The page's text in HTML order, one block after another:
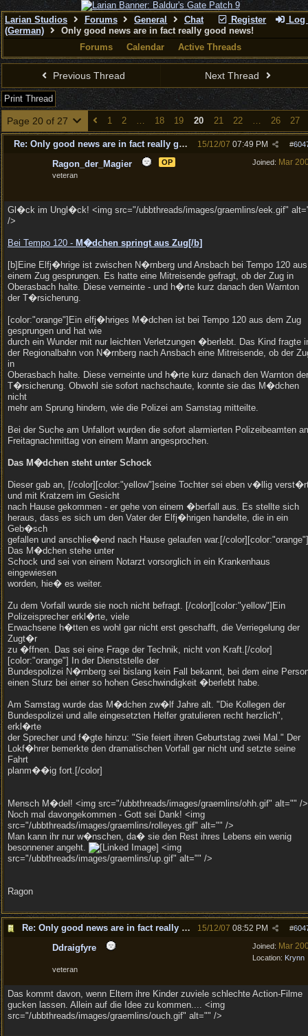
Register Log
Larian Studios Forums General
Chat
(German)
Only good news are in fact really good news!
Forums
Calendar Active Threads
Previous Thread Next Thread
Print Thread
Page 20 of 27 1 2 … 18 19 20 21 22 … 26 27
Re: Only good news are in fact really good news! #
15/12/07 07:49 PM
Joined: Mar
Ragon_der_Magier
OP
veteran
Gl�ck im Ungl�ck! <img src="/ubbthreads/images/graemlins/eek.gif"
/>
Bei Tempo 120 - M�dchen springt aus Zug[/b]
[b]Eine Elfj�hrige ist zwischen N�rnberg und Ansbach bei Tempo 120 aus
einem Zug gesprungen. Es hatte eine Mitreisende gefragt, ob der Zug in
Oberasbach halte. Diese verneinte - und h�rte kurz danach den Warnton
der T�rsicherung.
[color:"orange"]Ein elfj�hriges M�dchen ist bei Tempo 120 aus dem Zug
gesprungen und hat wie
durch ein Wunder mit nur leichten Verletzungen �berlebt. Das Kind fragte
der Regionalbahn von N�rnberg nach Ansbach eine Mitreisende, ob der
in
Oberasbach halte. Diese verneinte und h�rte kurz danach den Warnton der
T�rsicherung. Obwohl sie sofort nachschaute, konnte sie das M�dchen
nicht
mehr am Sprung hindern, wie die Polizei am Samstag mitteilte.
Bei der Suche am Unfallort wurden die sofort alarmierten Polizeibeamten
Freitagnachmittag von einem Mann angesprochen.
Das M�dchen steht unter Schock
Dieser gab an, [/color][color:"yellow"]seine Tochter sei eben v�llig
und mit Kratzern im Gesicht
nach Hause gekommen - er gehe von einem �berfall aus. Es stellte sich
heraus, dass es sich um den Vater der Elfj�hrigen handelte, die in ein
Geb�sch
gefallen und anschlie�end nach Hause gelaufen war.[/color][color:"orange"]
Das M�dchen stehe unter
Schock und sei von einem Notarzt vorsorglich in ein Krankenhaus
eingewiesen
worden, hie� es weiter.
Zu dem Vorfall wurde sie noch nicht befragt. [/color][color:"yellow"]Ein
Polizeisprecher erkl�rte, viele
Erwachsene h�tten es wohl gar nicht erst geschafft, die Verriegelung der
Zugt�r
zu �ffnen. Das sei eine Frage der Technik, nicht von Kraft.[/color]
[color:"orange"] In der Dienststelle der
Bundespolizei N�rnberg sei bislang kein Fall bekannt, bei dem eine
einen Sturz bei einer so hohen Geschwindigkeit �berlebt habe.
Am Samstag wurde das M�dchen zw�lf Jahre alt. "Die Kollegen der
Bundespolizei und alle eingesetzten Helfer gratulieren recht herzlich",
erkl�rte
der Sprecher und f�gte hinzu: "Sie feiert ihren Geburtstag zwei Mal." Der
Lokf�hrer bemerkte den dramatischen Vorfall gar nicht und setzte seine
Fahrt
planm��ig fort.[/color]
Mensch M�del! <img src="/ubbthreads/images/graemlins/ohh.gif" alt="" />
Noch mal davongekommen - Gott sei Dank! <img
src="/ubbthreads/images/graemlins/rolleyes.gif" alt="" />
Man kann ihr nur w�nschen, da� sie den Rest ihres Lebens ein wenig
besonnener angeht.
<img
src="/ubbthreads/images/graemlins/up.gif" alt="" />
Ragon
Re: Only good news are in fact really good news! #
15/12/07 08:52 PM
Joined: Mar
Location: Krynn
Ddraigfyre
veteran
Das kommt davon, wenn Eltern ihre Kinder zuviele schlechte Action-Filme
gucken lassen. Allein auf die Idee zu kommen.... <img
src="/ubbthreads/images/graemlins/ouch.gif" alt="" />